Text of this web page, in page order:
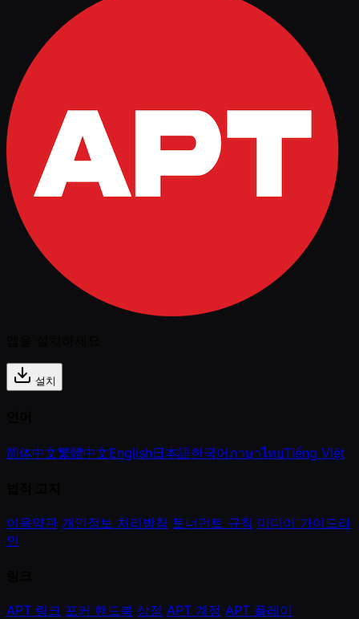
설치
简体中文繁體中文English日本語한국어ภาษาไทยTiếng Việt
이용약관 개인정보 처리방침 토너먼트 규칙 미디어 가이드라
인
APT 링크 포커 핸드북 상점 APT 계정 APT 플레이